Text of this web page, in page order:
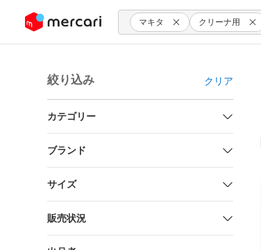
ツにスキップ マキタ クリーナ用
絞り込み クリア
カテゴリー
ブランド
サイズ
販売状況